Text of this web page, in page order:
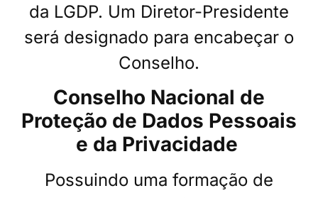
da LGDP. Um Diretor-Presidente
será designado para encabeçar o
Conselho.
Conselho Nacional de
Proteção de Dados Pessoais
e da Privacidade
Possuindo uma formação de